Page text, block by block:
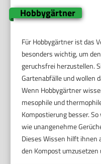
Hobbygärtner
Für Hobbygärtner ist das
besonders wichtig, um
geruchsfrei herzustellen.
Gartenabfälle und wollen
Wenn Hobbygärtner
mesophile und
Kompostierung besser.
wie unangenehme
Dieses Wissen hilft ihnen
den Kompost umzusetzen